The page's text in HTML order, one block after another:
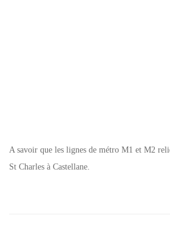
A savoir que les lignes de métro M1 et M2
St Charles à Castellane.